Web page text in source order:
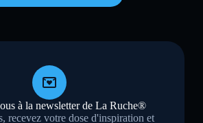
à la newsletter de La Ruche®
recevez votre dose d'inspiration et